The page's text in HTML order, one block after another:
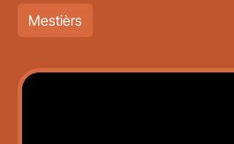
Mestièrs